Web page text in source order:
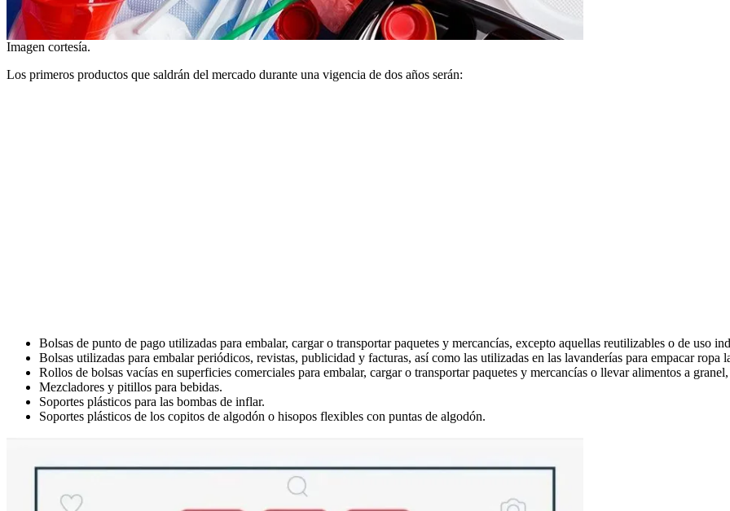
Imagen cortesía.
Los primeros productos que saldrán del mercado durante una vigencia de dos años serán:
Bolsas de punto de pago utilizadas para embalar, cargar o transportar paquetes y mercancías, excepto aquellas reutilizables o de uso
Bolsas utilizadas para embalar periódicos, revistas, publicidad y facturas, así como las utilizadas en las lavanderías para empacar ropa
Rollos de bolsas vacías en superficies comerciales para embalar, cargar o transportar paquetes y mercancías o llevar alimentos a
Mezcladores y pitillos para bebidas.
Soportes plásticos para las bombas de inflar.
Soportes plásticos de los copitos de algodón o hisopos flexibles con puntas de algodón.